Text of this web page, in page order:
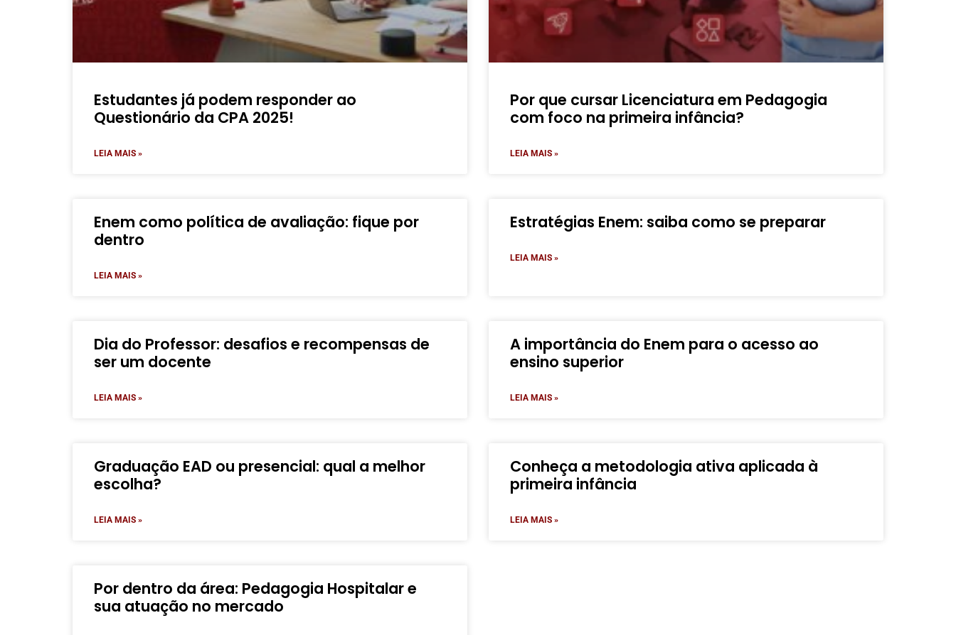
Estudantes já podem responder ao
Questionário da CPA 2025!
LEIA MAIS »
Por que cursar Licenciatura em Pedagogia
com foco na primeira infância?
LEIA MAIS »
Enem como política de avaliação: fique por
dentro
LEIA MAIS »
Estratégias Enem: saiba como se preparar
LEIA MAIS »
Dia do Professor: desafios e recompensas de
ser um docente
LEIA MAIS »
A importância do Enem para o acesso ao
ensino superior
LEIA MAIS »
Graduação EAD ou presencial: qual a melhor
escolha?
LEIA MAIS »
Conheça a metodologia ativa aplicada à
primeira infância
LEIA MAIS »
Por dentro da área: Pedagogia Hospitalar e
sua atuação no mercado